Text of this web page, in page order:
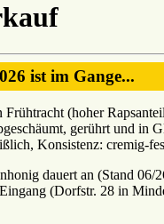
ist im Gange...
(hoher
gerührt und in
Konsistenz: cremig-
dauert an (Stand 06/
(Dorfstr. 28 in